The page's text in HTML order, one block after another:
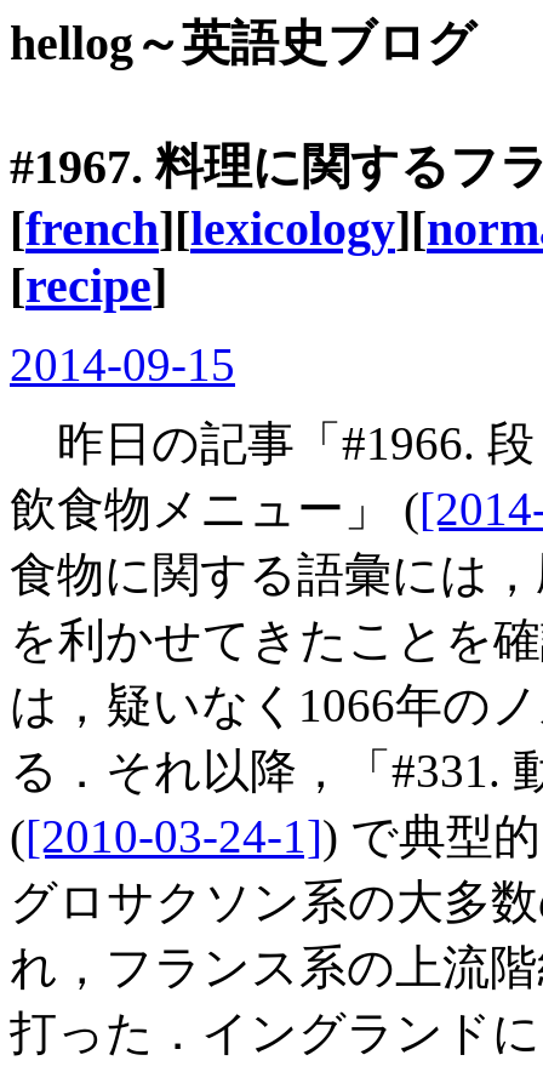
hellog～英語史ブログ
#1967. 料理に関するフ
[french][lexicology][
[recipe]
2014-09-15
昨日の記事「#1966.
飲食物メニュー」 (
食物に関する語彙には
を利かせてきたことを
は，疑いなく1066年の
る．それ以降，「#331.
([2010-03-24-1]) で典型
グロサクソン系の大多
れ，フランス系の上流
打った．イングランド